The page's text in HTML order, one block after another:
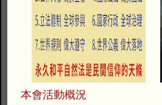
本會活動概況